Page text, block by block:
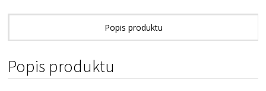
Popis produktu
Popis produktu